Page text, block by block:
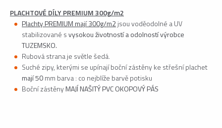
PLACHTOVÉ DÍLY PREMIUM 300g/m2
Plachty PREMIUM mají 300g/m2jsou voděodolné a UV
stabilizované svysokou životností a odolnostívýrobce
TUZEMSKO.
Rubová strana je světle šedá.
Suché zipy, kterými se upínají boční zástěny ke střešní plachet
mají 50mm barva : co nejblíže barvě potisku
Boční zástěnyMAJÍ NAŠITÝ PVC OKOPOVÝ PÁS